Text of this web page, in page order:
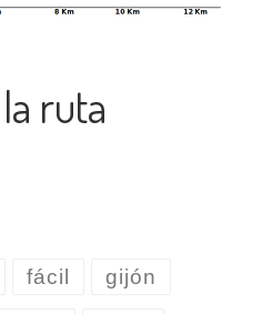
ruta
fácil gijón